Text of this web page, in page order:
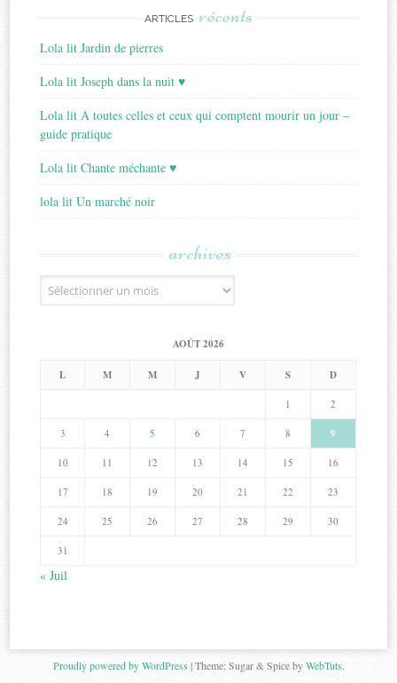
ARTICLES récents
Lola lit Jardin de pierres
Lola lit Joseph dans la nuit ♥
Lola lit A toutes celles et ceux qui comptent mourir un jour –
guide pratique
Lola lit Chante méchante ♥
lola lit Un marché noir
archives
Archives
AOÛT 2026
L M M J V S D
1 2
3 4 5 6 7 8 9
10 11 12 13 14 15 16
17 18 19 20 21 22 23
24 25 26 27 28 29 30
31
« Juil
Proudly powered by WordPress |Theme: Sugar & Spice byWebTuts.